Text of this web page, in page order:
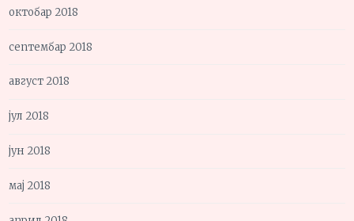
октобар 2018
септембар 2018
август 2018
јул 2018
јун 2018
мај 2018